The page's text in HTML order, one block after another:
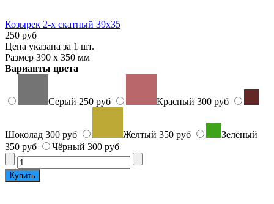
Козырек 2-х скатный 39х35
250 руб
Цена указана за 1 шт.
Размер 390 х 350 мм
Варианты цвета
Серый 250 руб Красный 300 руб
Шоколад 300 руб Желтый 350 руб
Зелёный
350 руб
Чёрный 300 руб